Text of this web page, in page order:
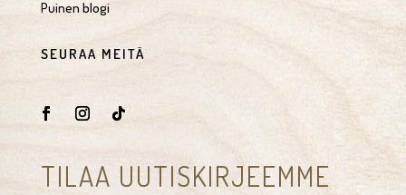
Puinen blogi
SEURAA MEITÄ
TILAA UUTISKIRJEEMME